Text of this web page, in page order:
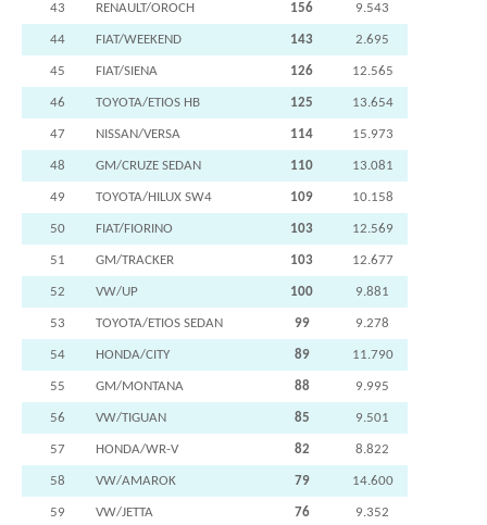
43 RENAULT/OROCH 156 9.543
44 FIAT/WEEKEND 143 2.695
45 FIAT/SIENA 126 12.565
46 TOYOTA/ETIOS HB 125 13.654
47 NISSAN/VERSA 114 15.973
48 GM/CRUZE SEDAN 110 13.081
49 TOYOTA/HILUX SW4 109 10.158
50 FIAT/FIORINO 103 12.569
51 GM/TRACKER 103 12.677
52 VW/UP 100 9.881
53 TOYOTA/ETIOS SEDAN 99 9.278
54 HONDA/CITY 89 11.790
55 GM/MONTANA 88 9.995
56 VW/TIGUAN 85 9.501
57 HONDA/WR-V 82 8.822
58 VW/AMAROK 79 14.600
59 VW/JETTA 76 9.352